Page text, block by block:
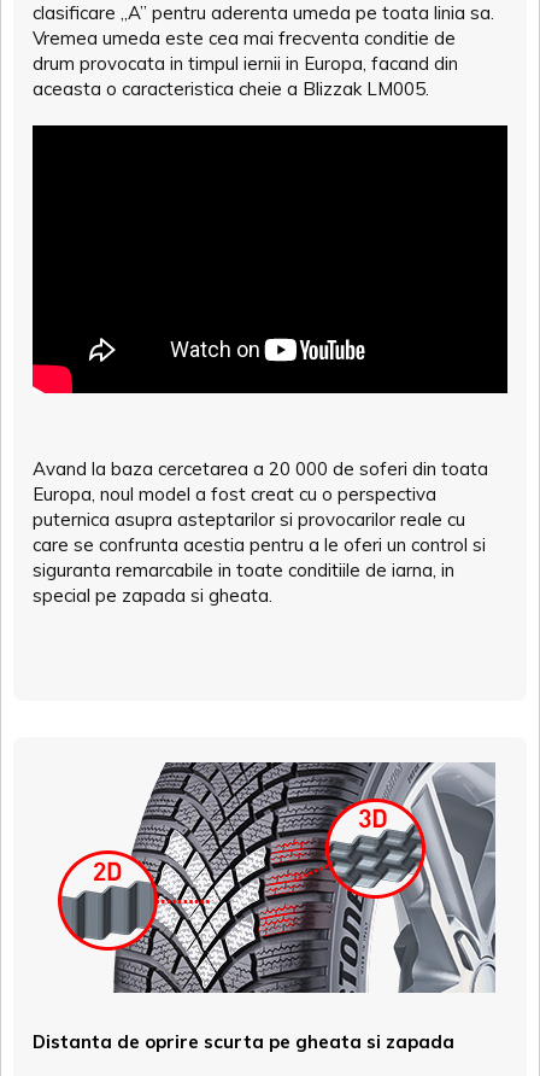
clasificare „A” pentru aderenta umeda pe toata linia sa.
Vremea umeda este cea mai frecventa conditie de
drum provocata in timpul iernii in Europa, facand din
aceasta o caracteristica cheie a Blizzak LM005.
Avand la baza cercetarea a 20 000 de soferi din toata
Europa, noul model a fost creat cu o perspectiva
puternica asupra asteptarilor si provocarilor reale cu
care se confrunta acestia pentru a le oferi un control si
siguranta remarcabile in toate conditiile de iarna, in
special pe zapada si gheata.
Distanta de oprire scurta pe gheata si zapada